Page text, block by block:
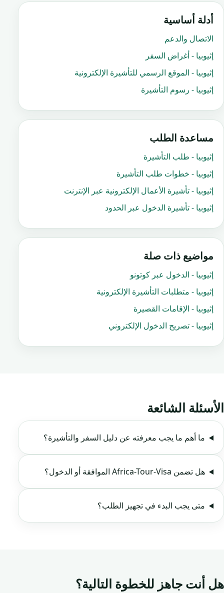
أدلة أساسية
الاتصال والدعم
إثيوبيا - أغراض السفر
إثيوبيا - الموقع الرسمي للتأشيرة الإلكترونية
إثيوبيا - رسوم التأشيرة
مساعدة الطلب
إثيوبيا - طلب التأشيرة
إثيوبيا - خطوات طلب التأشيرة
إثيوبيا - تأشيرة الأعمال الإلكترونية عبر الإنترنت
إثيوبيا - تأشيرة الدخول عبر الحدود
مواضيع ذات صلة
إثيوبيا - الدخول عبر كوتونو
إثيوبيا - متطلبات التأشيرة الإلكترونية
إثيوبيا - الإقامات القصيرة
إثيوبيا - تصريح الدخول الإلكتروني
الأسئلة الشائعة
ما أهم ما يجب معرفته عن دليل السفر والتأشيرة؟
هل تضمن Africa-Tour-Visa الموافقة أو الدخول؟
متى يجب البدء في تجهيز الطلب؟
هل أنت جاهز للخطوة التالية؟